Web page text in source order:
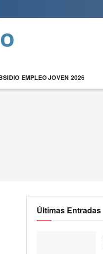
EMPLEO JOVEN 2026
Últimas Entradas